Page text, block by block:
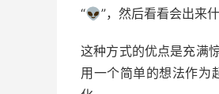
“👽”，然后看看会出来什
这种方式的优点是充满
用一个简单的想法作为